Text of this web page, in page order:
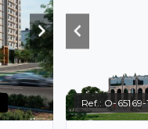
Ref.:O-